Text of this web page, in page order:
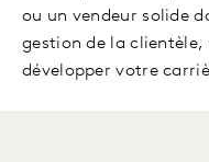
ou un vendeur solide
gestion de la clientèle,
développer votre